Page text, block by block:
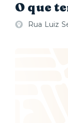
O que
Rua Luiz